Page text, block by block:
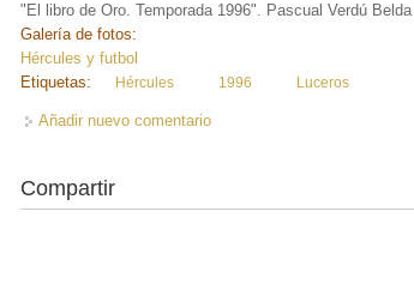
"El libro de Oro. Temporada 1996". Pascual Verdú Belda
Galería de fotos:
Hércules y futbol
Etiquetas:
Hércules 1996 Luceros
Añadir nuevo comentario
Compartir